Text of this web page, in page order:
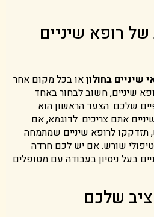
רופא שיניים
שיניים בחולוןאו בכל מקום אחר
שיניים, חשוב לבחור באחד
שלכם. הצעד הראשון הוא
אתם צריכים. לדוגמא, אם
תזדקקו לרופא שיניים שמתמחה
שורש. אם יש לכם חרדה
בעל ניסיון בעבודה עם מטופלים
שלכם